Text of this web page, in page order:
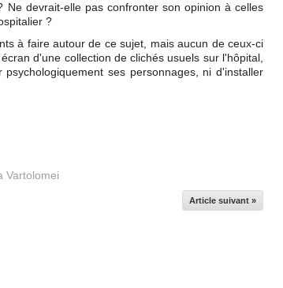
Ne devrait-elle pas confronter son opinion à celles
?
à faire autour de ce sujet, mais aucun de ceux-ci
d'une collection de clichés usuels sur l'hôpital,
ses personnages, ni d'installer
Vartolomei
Article suivant »